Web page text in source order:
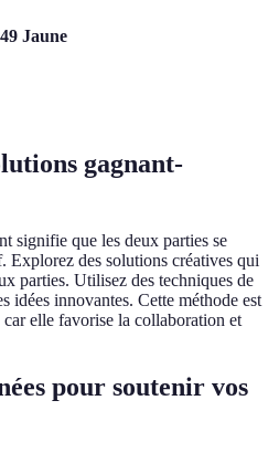
Jaune
gagnant-
signifie que les deux parties se
Explorez des solutions créatives qui
parties. Utilisez des techniques de
idées innovantes. Cette méthode est
elle favorise la collaboration et
pour soutenir vos